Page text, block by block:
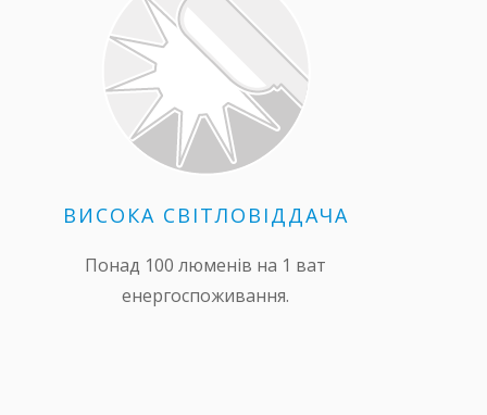
ВИСОКА СВІТЛОВІДДАЧА
Понад 100 люменів на 1 ват
енергоспоживання.